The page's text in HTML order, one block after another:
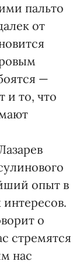
пальто
от
—
и то, что
опыт в
о
стремятся
нас